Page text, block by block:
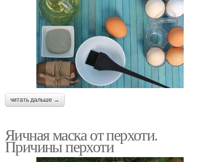
читать дальше →
Яичная маска от перхоти.
Причины перхоти